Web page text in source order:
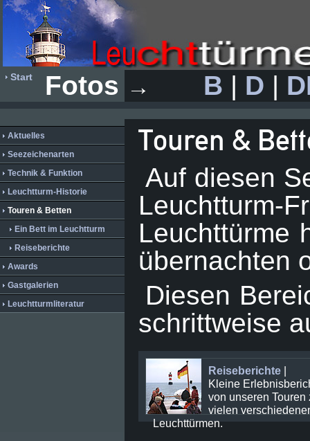
Start Fotos → B | D |
Aktuelles
Seezeichenarten
Technik & Funktion
Leuchtturm-Historie
Touren & Betten
Ein Bett im Leuchtturm
Reiseberichte
Awards
Gastgalerien
Leuchtturmliteratur
Touren &
Auf diesen
Leuchtturm-
Leuchttürme
übernachten
Diesen
schrittweise
Reiseberichte
Kleine
von unseren Touren
vielen
Leuchttürmen.